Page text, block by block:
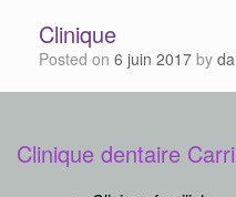
Clinique
Posted on 6 juin 2017 by
Clinique dentaire